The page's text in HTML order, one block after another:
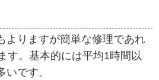
よりますが簡単な修理であれ
す。基本的には平均1時間以
です。